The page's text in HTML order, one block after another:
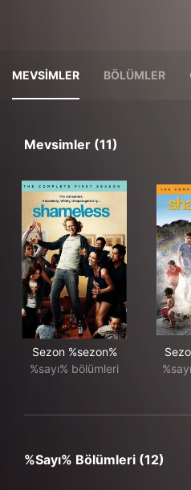
MEVSIMLER BÖLÜMLER
Mevsimler (11)
Sezon %sezon%
%sayı% bölümleri
%sayı% Bölümleri (12)